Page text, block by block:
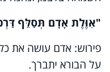
"אִוֶּלֶת אָדָם תְּסַלֵּף
פירוש: אדם עושה את כל
על הבורא יתברך.